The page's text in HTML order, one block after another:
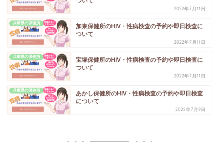
2022年7月11日
兵庫県の保健所
加東保健所のHIV・性病検査の予約や即日検査に
ついて
2022年7月11日
兵庫県の保健所
宝塚保健所のHIV・性病検査の予約や即日検査に
ついて
2022年7月11日
兵庫県の保健所
あかし保健所のHIV・性病検査の予約や即日検査
について
2022年7月9日